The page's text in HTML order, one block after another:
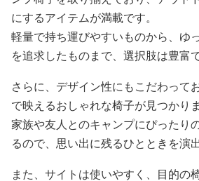
にするアイテムが満載です。
軽量で持ち運びやすいものから、ゆ
を追求したものまで、選択肢は豊富で
さらに、デザイン性にもこだわって
で映えるおしゃれな椅子が見つかりま
家族や友人とのキャンプにぴったり
るので、思い出に残るひとときを演
また、サイトは使いやすく、目的の